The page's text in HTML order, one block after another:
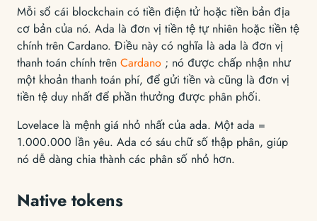
Mỗi sổ cái blockchain có tiền điện tử hoặc tiền bản địa
cơ bản của nó. Ada là đơn vị tiền tệ tự nhiên hoặc tiền tệ
chính trên Cardano. Điều này có nghĩa là ada là đơn vị
thanh toán chính trên Cardano ; nó được chấp nhận như
một khoản thanh toán phí, để gửi tiền và cũng là đơn vị
tiền tệ duy nhất để phần thưởng được phân phối.
Lovelace là mệnh giá nhỏ nhất của ada. Một ada =
1.000.000 lần yêu. Ada có sáu chữ số thập phân, giúp
nó dễ dàng chia thành các phân số nhỏ hơn.
Native tokens